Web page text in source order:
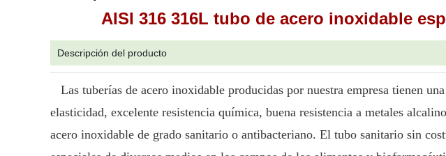
AISI 316 316L tubo de acero inoxidable
Descripción del producto
Las tuberías de acero inoxidable producidas por nuestra empresa tienen
elasticidad, excelente resistencia química, buena resistencia a metales
acero inoxidable de grado sanitario o antibacteriano. El tubo sanitario sin